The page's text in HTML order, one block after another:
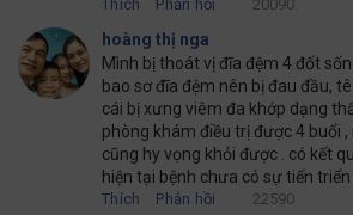
Thích Phản hồi 20090
hoàng thị nga
Mình bị thoát vị đĩa đệm 4 đốt
bao sơ đĩa đệm nên bị đau đầu,
cái bị xưng viêm đa khớp dạng
phòng khám điều trị được 4 buổi ,
cũng hy vọng khỏi được . có kết
hiện tại bệnh chưa có sự tiến triển
Thích Phản hồi 22590